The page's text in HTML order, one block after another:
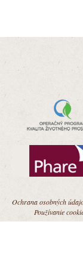
Ochrana osobných
Používanie